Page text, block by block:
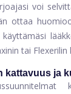
voi
ottaa
käyttämäsi
tai Flexerilin
kattavuus ja